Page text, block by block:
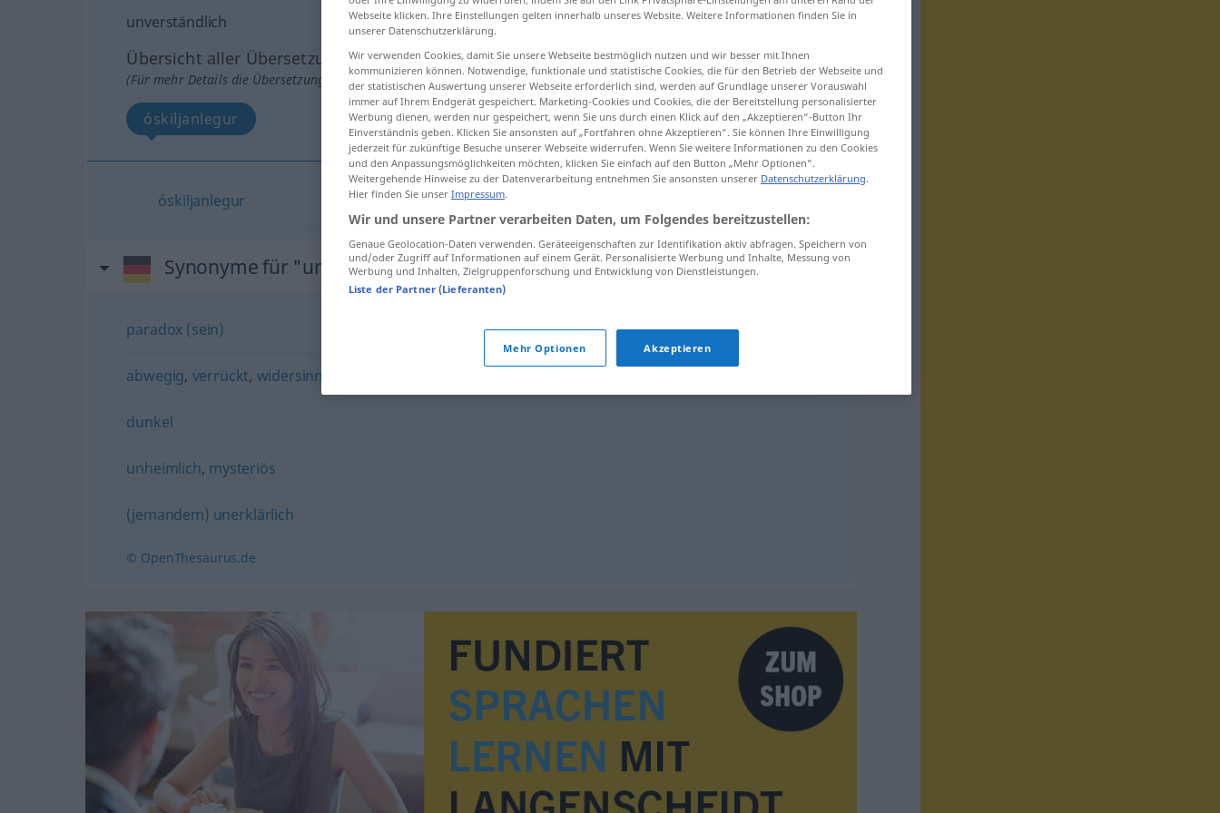
unverständlich
Übersicht aller Übersetzungen
(Für mehr Details die Übersetzung anklicken/antippen)
óskiljanlegur
óskiljanlegur
Synonyme für "unverständlich"
paradox (sein)
abwegig, verrückt, widersinnig
dunkel
unheimlich, mysteriös
(jemandem) unerklärlich
© OpenThesaurus.de
Webseite klicken. Ihre Einstellungen gelten innerhalb unseres Website. Weitere Informationen finden Sie in
unserer Datenschutzerklärung.
Wir verwenden Cookies, damit Sie unsere Webseite bestmöglich nutzen und wir besser mit Ihnen
kommunizieren können. Notwendige, funktionale und statistische Cookies, die für den Betrieb der Webseite und
der statistischen Auswertung unserer Webseite erforderlich sind, werden auf Grundlage unserer Vorauswahl
immer auf Ihrem Endgerät gespeichert. Marketing-Cookies und Cookies, die der Bereitstellung personalisierter
Werbung dienen, werden nur gespeichert, wenn Sie uns durch einen Klick auf den „Akzeptieren“-Button Ihr
Einverständnis geben. Klicken Sie ansonsten auf „Fortfahren ohne Akzeptieren“. Sie können Ihre Einwilligung
jederzeit für zukünftige Besuche unserer Webseite widerrufen. Wenn Sie weitere Informationen zu den Cookies
und den Anpassungsmöglichkeiten möchten, klicken Sie einfach auf den Button „Mehr Optionen“.
Weitergehende Hinweise zu der Datenverarbeitung entnehmen Sie ansonsten unserer Datenschutzerklärung.
Hier finden Sie unser Impressum.
Wir und unsere Partner verarbeiten Daten, um Folgendes bereitzustellen:
Genaue Geolocation-Daten verwenden. Geräteeigenschaften zur Identifikation aktiv abfragen. Speichern von
und/oder Zugriff auf Informationen auf einem Gerät. Personalisierte Werbung und Inhalte, Messung von
Werbung und Inhalten, Zielgruppenforschung und Entwicklung von Dienstleistungen.
Liste der Partner (Lieferanten)
Mehr Optionen Akzeptieren